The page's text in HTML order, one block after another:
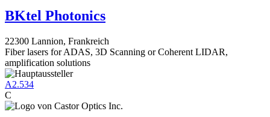
BKtel Photonics
22300 Lannion, Frankreich
Fiber lasers for ADAS, 3D Scanning or Coherent LIDAR,
amplification solutions
A2.534
C